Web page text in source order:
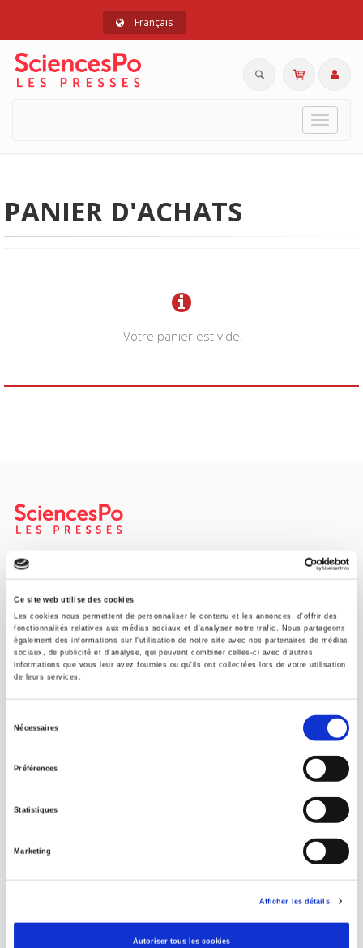
Ce site web utilise des cookies
Les cookies nous permettent de personnaliser le contenu et les annonces, d'offrir des
fonctionnalités relatives aux médias sociaux et d'analyser notre trafic. Nous partageons
également des informations sur l'utilisation de notre site avec nos partenaires de médias
sociaux, de publicité et d'analyse, qui peuvent combiner celles-ci avec d'autres
informations que vous leur avez fournies ou qu'ils ont collectées lors de votre utilisation
de leurs services.
Nécessaires
Préférences
Statistiques
Marketing
Afficher les détails
Autoriser tous les cookies
Français
Toggle
PANIER D'ACHATS
Votre panier est vide.
Maison d'édition dédiée aux sciences humaines et sociales, les
Presses de Sciences Po participent depuis leur création en 1976
à la transmission des savoirs et des idées
CONTACTS
FOREIGN RIGHTS
POUR LES LIBRAIRES
CONDITIONS GÉNÉRALES
À paraître